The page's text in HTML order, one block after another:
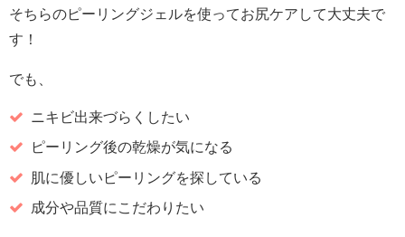
そちらのピーリングジェルを使ってお尻ケアして大丈夫で
す！
でも、
ニキビ出来づらくしたい
ピーリング後の乾燥が気になる
肌に優しいピーリングを探している
成分や品質にこだわりたい